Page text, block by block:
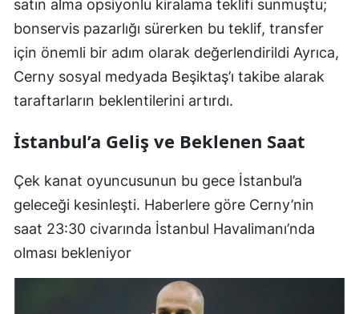
satın alma opsiyonlu kiralama teklifi sunmuştu;
bonservis pazarlığı sürerken bu teklif, transfer
için önemli bir adım olarak değerlendirildi Ayrıca,
Cerny sosyal medyada Beşiktaş’ı takibe alarak
taraftarların beklentilerini artırdı.
İstanbul’a Geliş ve Beklenen Saat
Çek kanat oyuncusunun bu gece İstanbul’a
geleceği kesinleşti. Haberlere göre Cerny’nin
saat 23:30 civarında İstanbul Havalimanı’nda
olması bekleniyor